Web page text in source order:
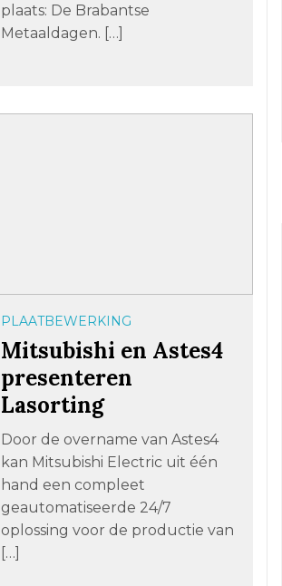
plaats: De Brabantse
Metaaldagen. […]
PLAATBEWERKING
Mitsubishi en Astes4
presenteren
Lasorting
Door de overname van Astes4
kan Mitsubishi Electric uit één
hand een compleet
geautomatiseerde 24/7
oplossing voor de productie van
[…]